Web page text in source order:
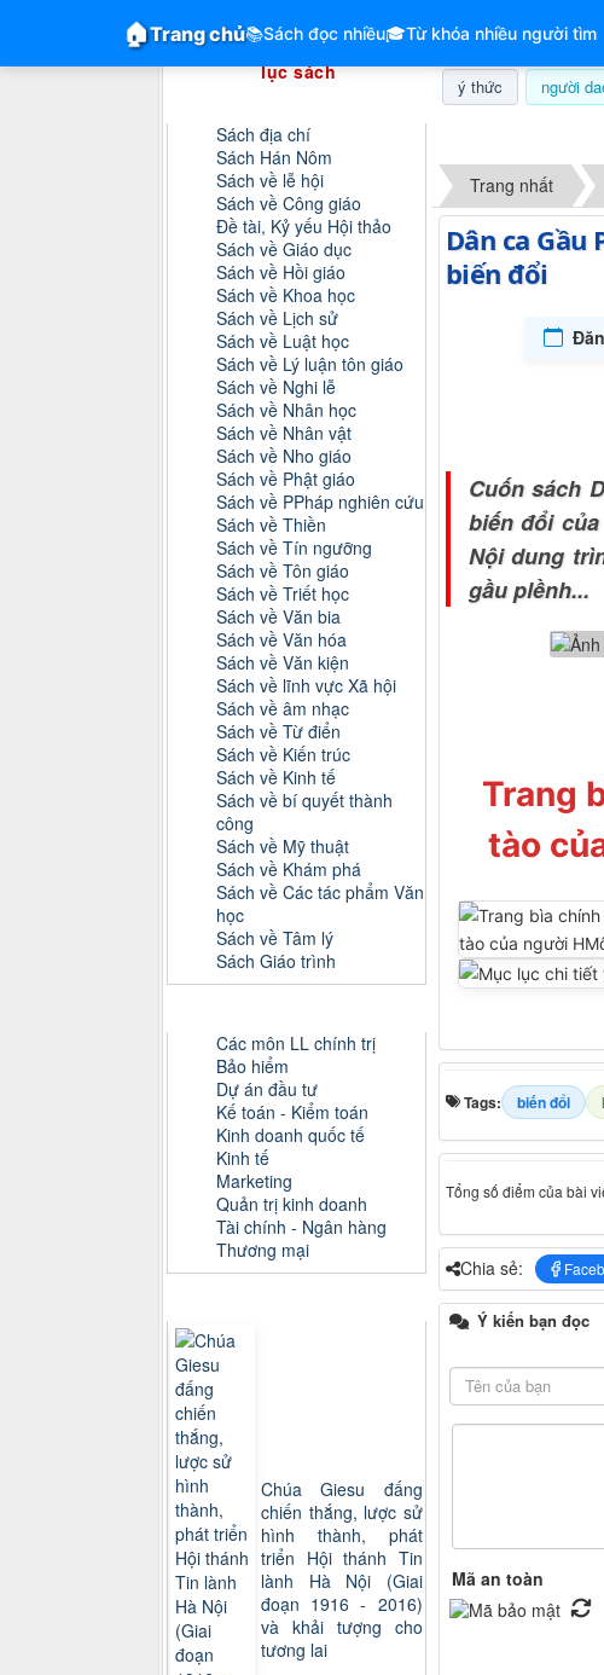
🏠Trang chủ📚Sách đọc nhiều🎓Từ khóa nhiều người tìm
ý thức người
Trang nhất
Dân ca
biến đổi
Cuốn sách
biến đổi
Nội dung
gầu plềnh...
Trang
tào
Tags: biến đổi
Tổng số điểm của bài
Chia sẻ:
Ý kiến bạn đọc
Mã an toàn
Hệ thống hóa tài liệu & mục
lục sách
Sách địa chí
Sách Hán Nôm
Sách về lễ hội
Sách về Công giáo
Đề tài, Kỷ yếu Hội thảo
Sách về Giáo dục
Sách về Hồi giáo
Sách về Khoa học
Sách về Lịch sử
Sách về Luật học
Sách về Lý luận tôn giáo
Sách về Nghi lễ
Sách về Nhân học
Sách về Nhân vật
Sách về Nho giáo
Sách về Phật giáo
Sách về PPháp nghiên cứu
Sách về Thiền
Sách về Tín ngưỡng
Sách về Tôn giáo
Sách về Triết học
Sách về Văn bia
Sách về Văn hóa
Sách về Văn kiện
Sách về lĩnh vực Xã hội
Sách về âm nhạc
Sách về Từ điển
Sách về Kiến trúc
Sách về Kinh tế
Sách về bí quyết thành
công
Sách về Mỹ thuật
Sách về Khám phá
Sách về Các tác phẩm Văn
học
Sách về Tâm lý
Sách Giáo trình
Các môn LL chính trị
Bảo hiểm
Dự án đầu tư
Kế toán - Kiểm toán
Kinh doanh quốc tế
Kinh tế
Marketing
Quản trị kinh doanh
Tài chính - Ngân hàng
Thương mại
Chúa Giesu đấng
chiến thắng, lược sử
hình thành, phát
triển Hội thánh Tin
lành Hà Nội (Giai
đoạn 1916 - 2016)
và khải tượng cho
tương lai